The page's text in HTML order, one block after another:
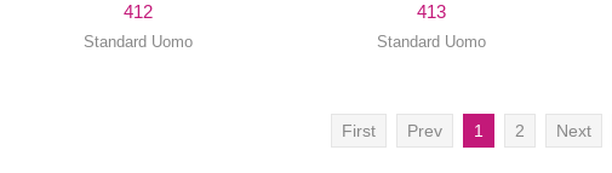
412
Standard Uomo
413
Standard Uomo
First Prev 1 2 Next